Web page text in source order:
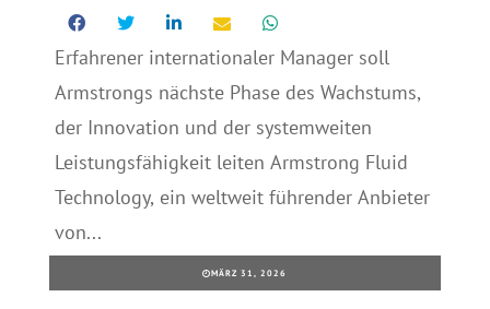
Erfahrener internationaler Manager soll
Armstrongs nächste Phase des Wachstums,
der Innovation und der systemweiten
Leistungsfähigkeit leiten Armstrong Fluid
Technology, ein weltweit führender Anbieter
von...
MÄRZ 31, 2026